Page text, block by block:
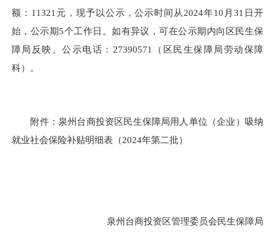
额：11321元，现予以公示，公示时间从2024年10月31日开
始，公示期5个工作日。如有异议，可在公示期内向区民生保
障局反映。公示电话：27390571（区民生保障局劳动保障
科）。
附件：泉州台商投资区民生保障局用人单位（企业）吸纳
就业社会保险补贴明细表（2024年第二批）
泉州台商投资区管理委员会民生保障局